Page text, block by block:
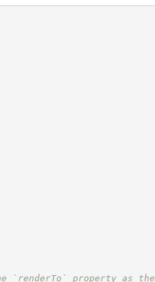
`renderTo` property as the